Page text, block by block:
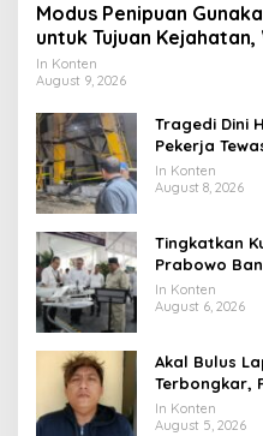
Modus Penipuan
untuk Tujuan
In Konten
August 9, 2026
Tragedi Dini
Pekerja
Tebu
In Konten
August 8, 2026
Tingkatkan
Prabowo
hingga
In Konten
August 6, 2026
Akal Bulus
Terbongkar,
Uang
In Konten
August 5, 2026